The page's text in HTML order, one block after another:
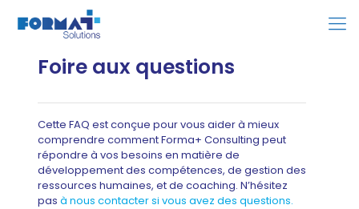
Foire aux questions
Cette FAQ est conçue pour vous aider à mieux
comprendre comment Forma+ Consulting peut
répondre à vos besoins en matière de
développement des compétences, de gestion des
ressources humaines, et de coaching. N’hésitez
pas à nous contacter si vous avez des questions.